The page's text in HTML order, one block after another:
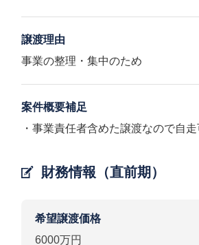
譲渡理由
事業の整理・集中のため
案件概要補足
・事業責任者含めた譲渡なので自
財務情報（直前期）
希望譲渡価格
6000万円